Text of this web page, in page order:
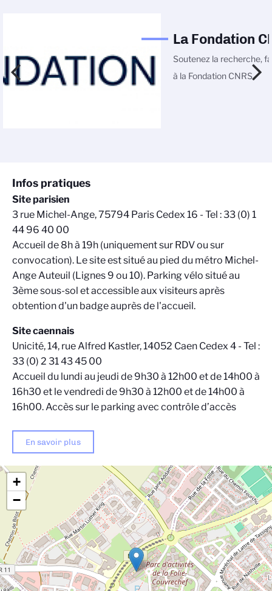
La Fondation
Soutenez la recherche,
à la Fondation CNRS
+
−
Infos pratiques
Site parisien
3 rue Michel-Ange, 75794 Paris Cedex 16 - Tel : 33 (0) 1
44 96 40 00
Accueil de 8h à 19h (uniquement sur RDV ou sur
convocation). Le site est situé au pied du métro Michel-
Ange Auteuil (Lignes 9 ou 10). Parking vélo situé au
3ème sous-sol et accessible aux visiteurs après
obtention d'un badge auprès de l'accueil.
Site caennais
Unicité, 14, rue Alfred Kastler, 14052 Caen Cedex 4 - Tel :
33 (0) 2 31 43 45 00
Accueil du lundi au jeudi de 9h30 à 12h00 et de 14h00 à
16h30 et le vendredi de 9h30 à 12h00 et de 14h00 à
16h00. Accès sur le parking avec contrôle d’accès
En savoir plus